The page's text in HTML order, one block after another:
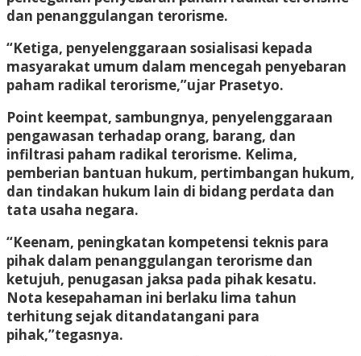
dan penanggulangan terorisme.
“Ketiga, penyelenggaraan sosialisasi kepada
masyarakat umum dalam mencegah penyebaran
paham radikal terorisme,”ujar Prasetyo.
Point keempat, sambungnya, penyelenggaraan
pengawasan terhadap orang, barang, dan
infiltrasi paham radikal terorisme. Kelima,
pemberian bantuan hukum, pertimbangan hukum,
dan tindakan hukum lain di bidang perdata dan
tata usaha negara.
“Keenam, peningkatan kompetensi teknis para
pihak dalam penanggulangan terorisme dan
ketujuh, penugasan jaksa pada pihak kesatu.
Nota kesepahaman ini berlaku lima tahun
terhitung sejak ditandatangani para
pihak,”tegasnya.